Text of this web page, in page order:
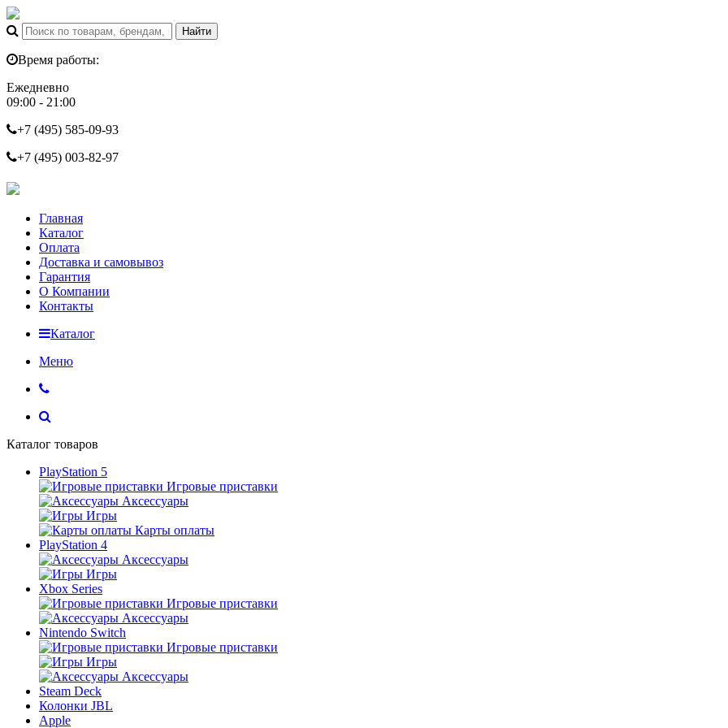
Время работы:
Ежедневно
09:00 - 21:00
+7 (495) 585-09-93
+7 (495) 003-82-97
Главная
Каталог
Оплата
Доставка и самовывоз
Гарантия
О Компании
Контакты
Каталог
Меню
Каталог товаров
PlayStation 5
Игровые приставки
Аксессуары
Игры
Карты оплаты
PlayStation 4
Аксессуары
Игры
Xbox Series
Игровые приставки
Аксессуары
Nintendo Switch
Игровые приставки
Игры
Аксессуары
Steam Deck
Колонки JBL
Apple